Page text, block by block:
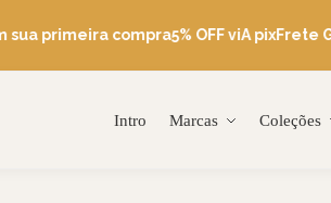
sua primeira compra5% OFF viA pixFrete
Intro Marcas Coleções